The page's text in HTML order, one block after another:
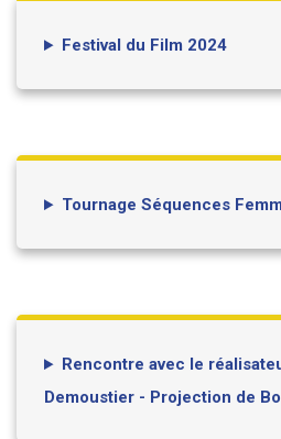
Festival du Film 2024
Tournage Séquences
Rencontre avec le
Demoustier - Projection de